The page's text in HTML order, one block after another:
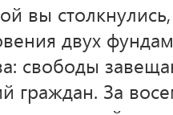
вы
двух
свободы
граждан. За